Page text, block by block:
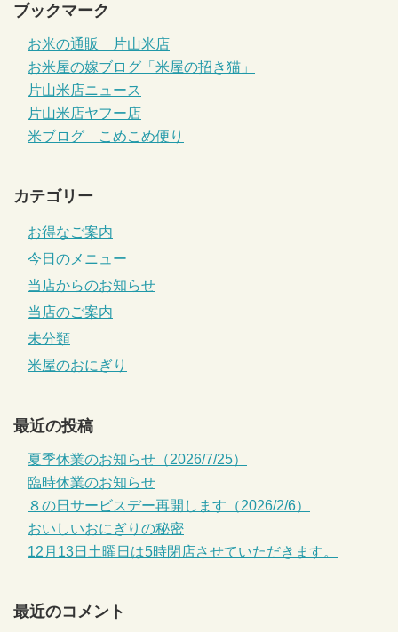
ブックマーク
お米の通販 片山米店
お米屋の嫁ブログ「米屋の招き猫」
片山米店ニュース
片山米店ヤフー店
米ブログ こめこめ便り
カテゴリー
お得なご案内
今日のメニュー
当店からのお知らせ
当店のご案内
未分類
米屋のおにぎり
最近の投稿
夏季休業のお知らせ（2026/7/25）
臨時休業のお知らせ
８の日サービスデー再開します（2026/2/6）
おいしいおにぎりの秘密
12月13日土曜日は5時閉店させていただきます。
最近のコメント